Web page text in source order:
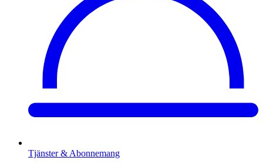
Tjänster & Abonnemang